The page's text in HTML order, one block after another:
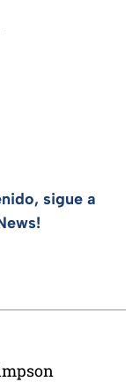
sigue a